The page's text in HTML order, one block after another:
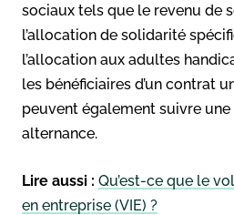
sociaux tels que le revenu de
l’allocation de solidarité
l’allocation aux adultes
les bénéficiaires d’un contrat
peuvent également suivre
alternance.
Lire aussi : Qu’est-ce que le
en entreprise (VIE) ?